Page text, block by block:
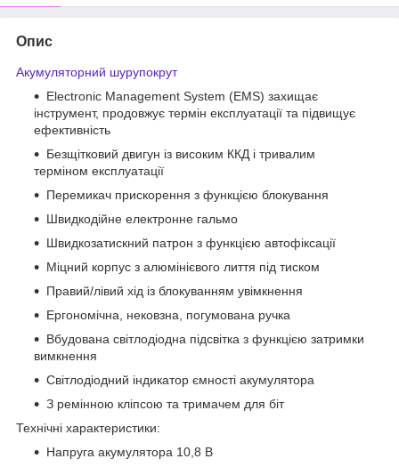
Опис
Акумуляторний шурупокрут
Electronic Management System (EMS) захищає
інструмент, продовжує термін експлуатації та підвищує
ефективність
Безщітковий двигун із високим ККД і тривалим
терміном експлуатації
Перемикач прискорення з функцією блокування
Швидкодійне електронне гальмо
Швидкозатискний патрон з функцією автофіксації
Міцний корпус з алюмінієвого лиття під тиском
Правий/лівий хід із блокуванням увімкнення
Ергономічна, нековзна, погумована ручка
Вбудована світлодіодна підсвітка з функцією затримки
вимкнення
Світлодіодний індикатор ємності акумулятора
З ремінною кліпсою та тримачем для біт
Технічні характеристики:
Напруга акумулятора 10,8 В